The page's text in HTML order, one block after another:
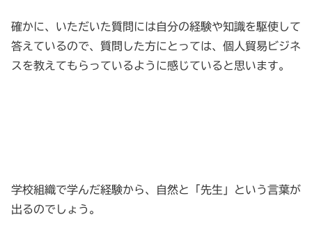
確かに、いただいた質問には自分の経験や知識を駆使して
答えているので、質問した方にとっては、個人貿易ビジネ
スを教えてもらっているように感じていると思います。
学校組織で学んだ経験から、自然と「先生」という言葉が
出るのでしょう。